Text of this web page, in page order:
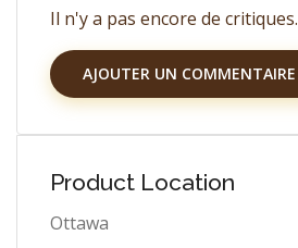
Il n'y a pas encore de critiques.
AJOUTER UN COMMENTAIRE
Product Location
Ottawa